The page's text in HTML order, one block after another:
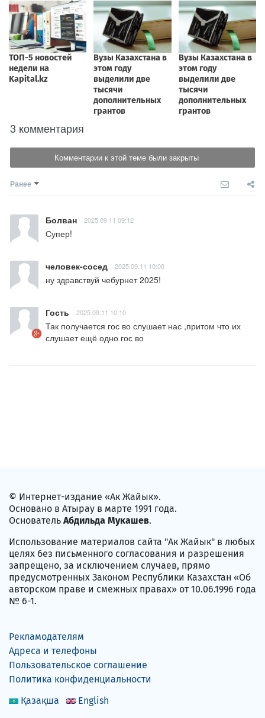
3 комментария
Комментарии к этой теме были закрыты
Ранее
Болван 2025.09.11 09:12
Супер!
человек-сосед 2025.09.11 10:00
ну здравствуй чебурнет 2025!
Гость 2025.09.11 10:10
Так получается гос во слушает нас ,притом что их
слушает ещё одно гос во
© Интернет-издание «Ак Жайык».
Основано в Атырау в марте 1991 года.
Основатель Абдильда Мукашев.
Использование материалов сайта "Ак Жайык" в любых
целях без письменного согласования и разрешения
запрещено, за исключением случаев, прямо
предусмотренных Законом Республики Казахстан «Об
авторском праве и смежных правах» от 10.06.1996 года
№ 6-1.
Рекламодателям
Адреса и телефоны
Пользовательское соглашение
Политика конфиденциальности
Қазақша
English